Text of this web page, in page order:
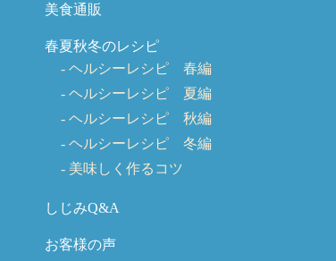
美食通販
春夏秋冬のレシピ
ヘルシーレシピ 春編
ヘルシーレシピ 夏編
ヘルシーレシピ 秋編
ヘルシーレシピ 冬編
美味しく作るコツ
しじみQ&A
お客様の声